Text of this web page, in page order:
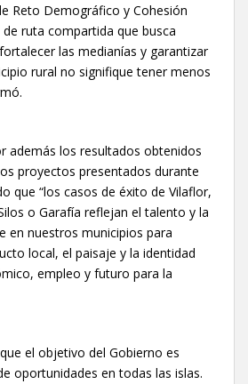
Reto Demográfico y Cohesión
ruta compartida que busca
las medianías y garantizar
rural no signifique tener menos
además los resultados obtenidos
proyectos presentados durante
que “los casos de éxito de Vilaflor,
o Garafía reflejan el talento y la
en nuestros municipios para
local, el paisaje y la identidad
empleo y futuro para la
el objetivo del Gobierno es
oportunidades en todas las islas.